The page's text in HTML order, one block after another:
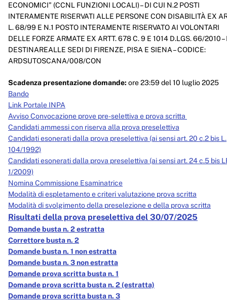
Controlli sulle imprese
Bandi di gara e contratti
Sovvenzioni, contributi, sussidi, vantaggi economici
Beni immobili e gestione patrimonio
Controlli e rilievi sull'amministrazione
Servizi erogati
Pagamenti dell'amministrazione
Opere pubbliche
Pianificazione e governo del territorio
Informazioni ambientali
Interventi straordinari e di emergenza
Altri contenuti
Attuazione misure PNRR
ECONOMICI” (CCNL FUNZIONI LOCALI) – DI CUI N.2 POSTI
INTERAMENTE RISERVATI ALLE PERSONE CON DISABILITÀ EX
L. 68/99 E N.1 POSTO INTERAMENTE RISERVATO AI VOLONTARI
DELLE FORZE ARMATE EX ARTT. 678 C. 9 E 1014 D.LGS. 66/2010 –
DESTINAREALLE SEDI DI FIRENZE, PISA E SIENA – CODICE:
ARDSUTOSCANA/008/CON
Scadenza presentazione domande: ore 23:59 del 10 luglio 2025
Bando
Link Portale INPA
Avviso Convocazione prove pre-selettiva e prova scritta
Candidati ammessi con riserva alla prova preselettiva
Candidati esonerati dalla prova preselettiva (ai sensi art. 20 c.2 bis L.
104/1992)
Candidati esonerati dalla prova preselettiva (ai sensi art. 24 c.5 bis
1/2009)
Nomina Commissione Esaminatrice
Modalità di espletamento e criteri valutazione prova scritta
Modalità di svolgimento della preselezione e della prova scritta
Risultati della prova preselettiva del 30/07/2025
Domande busta n. 2 estratta
Correttore busta n. 2
Domande busta n. 1 non estratta
Domande busta n. 3 non estratta
Domande prova scritta busta n. 1
Domande prova scritta busta n. 2 (estratta)
Domande prova scritta busta n. 3